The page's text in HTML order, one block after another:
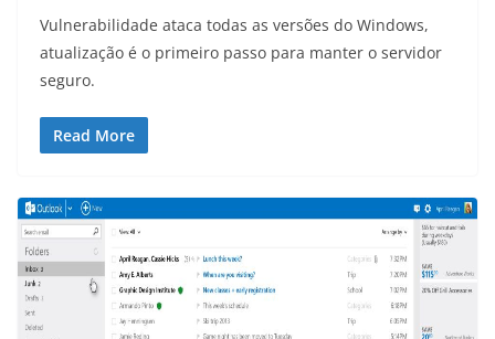
Vulnerabilidade ataca todas as versões do Windows,
atualização é o primeiro passo para manter o servidor
seguro.
Read More